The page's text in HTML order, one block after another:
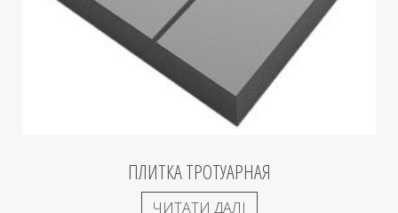
ПЛИТКА ТРОТУАРНАЯ
ЧИТАТИ ДАЛІ